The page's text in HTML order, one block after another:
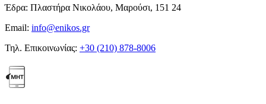
Έδρα: Πλαστήρα Νικολάου, Μαρούσι, 151 24
Email: info@enikos.gr
Τηλ. Επικοινωνίας: +30 (210) 878-8006